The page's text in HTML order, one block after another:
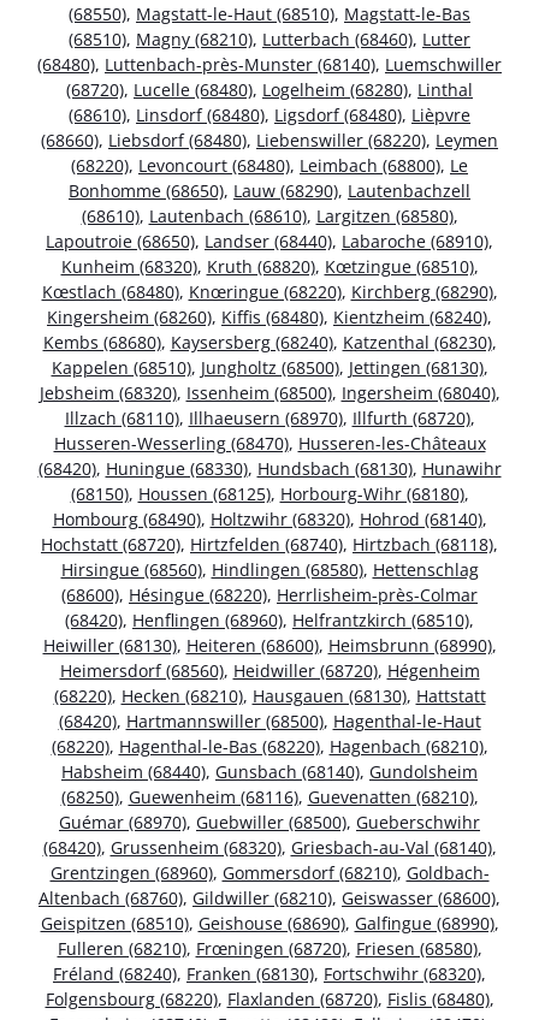
(68550), Magstatt-le-Haut (68510), Magstatt-le-Bas
(68510), Magny (68210), Lutterbach (68460), Lutter
(68480), Luttenbach-près-Munster (68140), Luemschwiller
(68720), Lucelle (68480), Logelheim (68280), Linthal
(68610), Linsdorf (68480), Ligsdorf (68480), Lièpvre
(68660), Liebsdorf (68480), Liebenswiller (68220), Leymen
(68220), Levoncourt (68480), Leimbach (68800), Le
Bonhomme (68650), Lauw (68290), Lautenbachzell
(68610), Lautenbach (68610), Largitzen (68580),
Lapoutroie (68650), Landser (68440), Labaroche (68910),
Kunheim (68320), Kruth (68820), Kœtzingue (68510),
Kœstlach (68480), Knœringue (68220), Kirchberg (68290),
Kingersheim (68260), Kiffis (68480), Kientzheim (68240),
Kembs (68680), Kaysersberg (68240), Katzenthal (68230),
Kappelen (68510), Jungholtz (68500), Jettingen (68130),
Jebsheim (68320), Issenheim (68500), Ingersheim (68040),
Illzach (68110), Illhaeusern (68970), Illfurth (68720),
Husseren-Wesserling (68470), Husseren-les-Châteaux
(68420), Huningue (68330), Hundsbach (68130), Hunawihr
(68150), Houssen (68125), Horbourg-Wihr (68180),
Hombourg (68490), Holtzwihr (68320), Hohrod (68140),
Hochstatt (68720), Hirtzfelden (68740), Hirtzbach (68118),
Hirsingue (68560), Hindlingen (68580), Hettenschlag
(68600), Hésingue (68220), Herrlisheim-près-Colmar
(68420), Henflingen (68960), Helfrantzkirch (68510),
Heiwiller (68130), Heiteren (68600), Heimsbrunn (68990),
Heimersdorf (68560), Heidwiller (68720), Hégenheim
(68220), Hecken (68210), Hausgauen (68130), Hattstatt
(68420), Hartmannswiller (68500), Hagenthal-le-Haut
(68220), Hagenthal-le-Bas (68220), Hagenbach (68210),
Habsheim (68440), Gunsbach (68140), Gundolsheim
(68250), Guewenheim (68116), Guevenatten (68210),
Guémar (68970), Guebwiller (68500), Gueberschwihr
(68420), Grussenheim (68320), Griesbach-au-Val (68140),
Grentzingen (68960), Gommersdorf (68210), Goldbach-
Altenbach (68760), Gildwiller (68210), Geiswasser (68600),
Geispitzen (68510), Geishouse (68690), Galfingue (68990),
Fulleren (68210), Frœningen (68720), Friesen (68580),
Fréland (68240), Franken (68130), Fortschwihr (68320),
Folgensbourg (68220), Flaxlanden (68720), Fislis (68480),